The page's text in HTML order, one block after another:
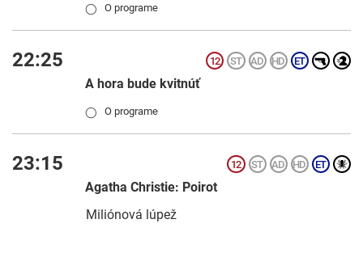
◯ O programe
22:25
A hora bude kvitnúť
◯ O programe
23:15
Agatha Christie: Poirot
Miliónová lúpež